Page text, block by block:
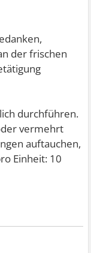
der frischen
durchführen.
vermehrt
auftauchen,
Einheit: 10